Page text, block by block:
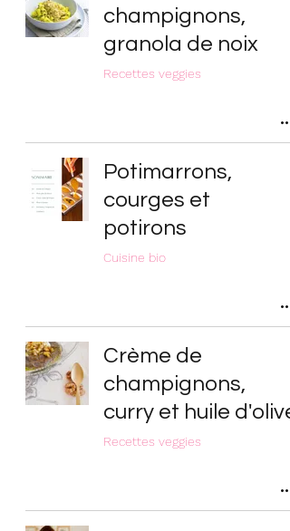
champignons,
granola de noix
Recettes veggies
Potimarrons,
courges et
potirons
Cuisine bio
Crème de
champignons,
curry et huile d'olive
Recettes veggies